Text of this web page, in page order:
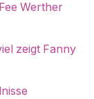
Werther
zeigt Fanny